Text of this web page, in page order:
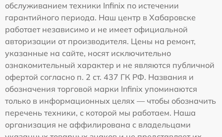
обслуживанием техники Infinix по истечении
гарантийного периода. Наш центр в Хабаровске
работает независимо и не имеет официальной
авторизации от производителя. Цены на ремонт,
указанные на сайте, носят исключительно
ознакомительный характер и не являются публичной
офертой согласно п. 2 ст. 437 ГК РФ. Названия и
обозначения торговой марки Infinix упоминаются
только в информационных целях — чтобы обозначить
перечень техники, с которой мы работаем. Наша
организация не аффилирована с владельцами